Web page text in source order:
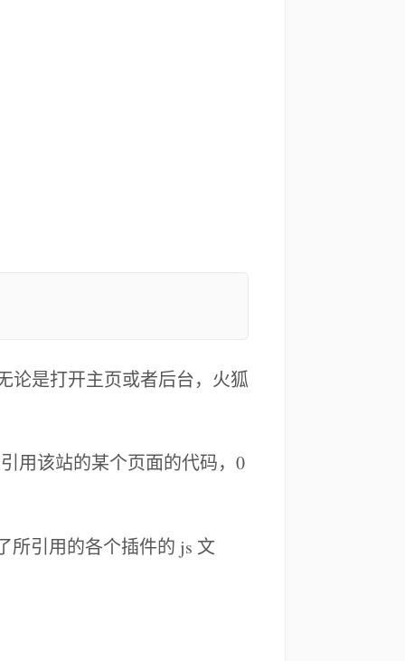
论是打开主页或者后台，火狐
用该站的某个页面的代码，0
所引用的各个插件的 js 文